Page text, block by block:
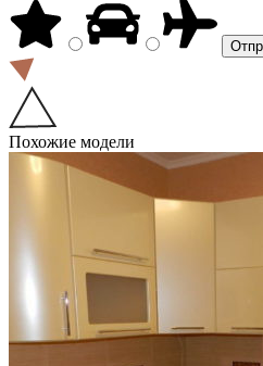
Похожие модели